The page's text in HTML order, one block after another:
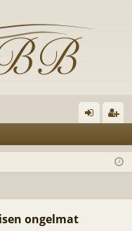
au
si
ist
öi
ongelmat